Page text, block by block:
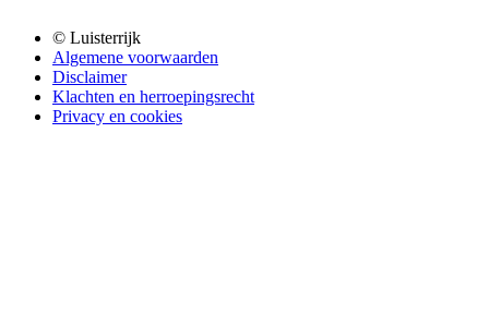
© Luisterrijk
Algemene voorwaarden
Disclaimer
Klachten en herroepingsrecht
Privacy en cookies